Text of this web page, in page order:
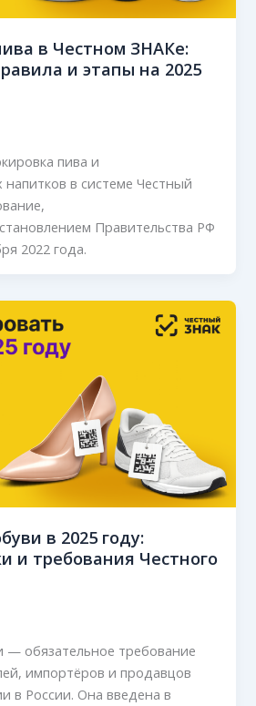
в Честном ЗНАКе:
и этапы на 2025
пива и
напитков в системе Честный
Правительства РФ
2022 года.
в 2025 году:
и требования Честного
— обязательное требование
импортёров и продавцов
в России. Она введена в